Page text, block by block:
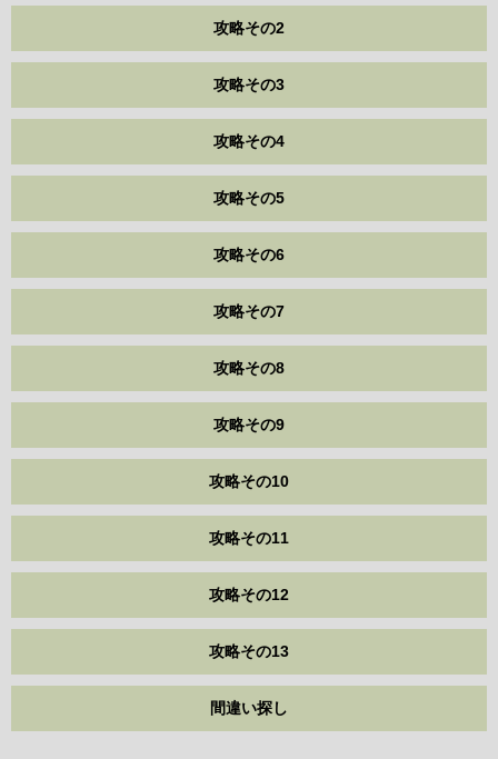
攻略その2
攻略その3
攻略その4
攻略その5
攻略その6
攻略その7
攻略その8
攻略その9
攻略その10
攻略その11
攻略その12
攻略その13
間違い探し